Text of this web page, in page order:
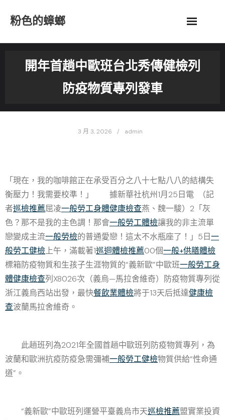
粉色的蟑螂
開年首趟中歐班台北秀傳健檢列
防疫物質專列發車
3 月 3, 2026 admin
「現在，我的咖啡館正在承受百分之八十七點八八的結構失
衡壓力！我需要校準！」 據新華社杭州1月25日電 （記
者巡檢推薦屈凌一般勞工身體健康檢查燕、魏一駿）2「灰
色？那不是我的主色調！那會一般勞工體檢讓我的非主流單
戀變成主流一般勞檢的普通愛戀！這太不水瓶座了！」5日一
般勞工健檢上午，滿載著1巡迴體檢推薦00個一般+供膳體檢
標箱防疫物質和生孩子生涯物質的“義新歐”中歐班一般勞工身
體健康檢查列X8026次（義烏—馬拉舍維奇）防疫物質專列從
浙江義烏西站出發，最快餐飲業體檢將于13天后抵達健康檢
查波蘭馬拉舍維奇。
此趟班列為2021年全國首趟中歐班列防疫物質專列，為
波蘭和歐洲抗疫防疫急需彌補一般勞工健檢物質供給“性命通
道”。
“義新歐”中歐班列運營平臺義烏市天巡檢推薦盟實業投資